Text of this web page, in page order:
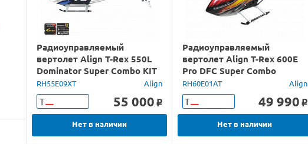
Радиоуправляемый
вертолет Align T-Rex 550L
Dominator Super Combo KIT
RH55E09XT Align
Т 55 000 o
Нет в наличии
Радиоуправляемый
вертолет Align T-Rex 600E
Pro DFC Super Combo
(750MX Version) KIT
RH60E01AT Align
Т 49 990 o
Нет в наличии